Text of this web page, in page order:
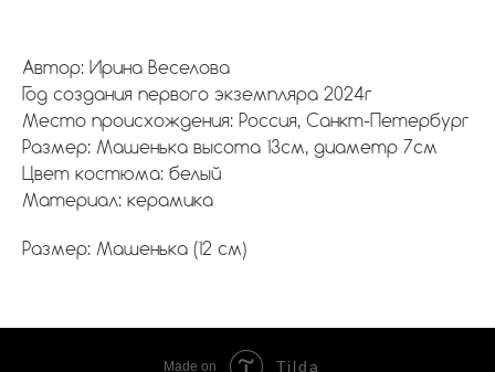
Автор: Ирина Веселова
Год создания первого экземпляра 2024г
Место происхождения: Россия, Санкт-Петербург
Размер: Машенька высота 13см, диаметр 7см
Цвет костюма: белый
Материал: керамика
Размер: Машенька (12 см)
Made on Tilda